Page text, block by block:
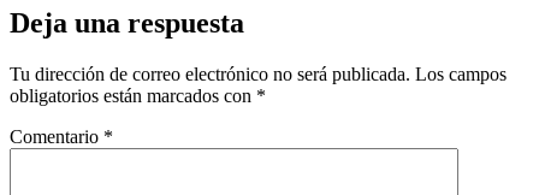
Deja una respuesta
Tu dirección de correo electrónico no será publicada. Los campos
obligatorios están marcados con *
Comentario *